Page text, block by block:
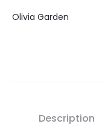
Olivia Garden
Description